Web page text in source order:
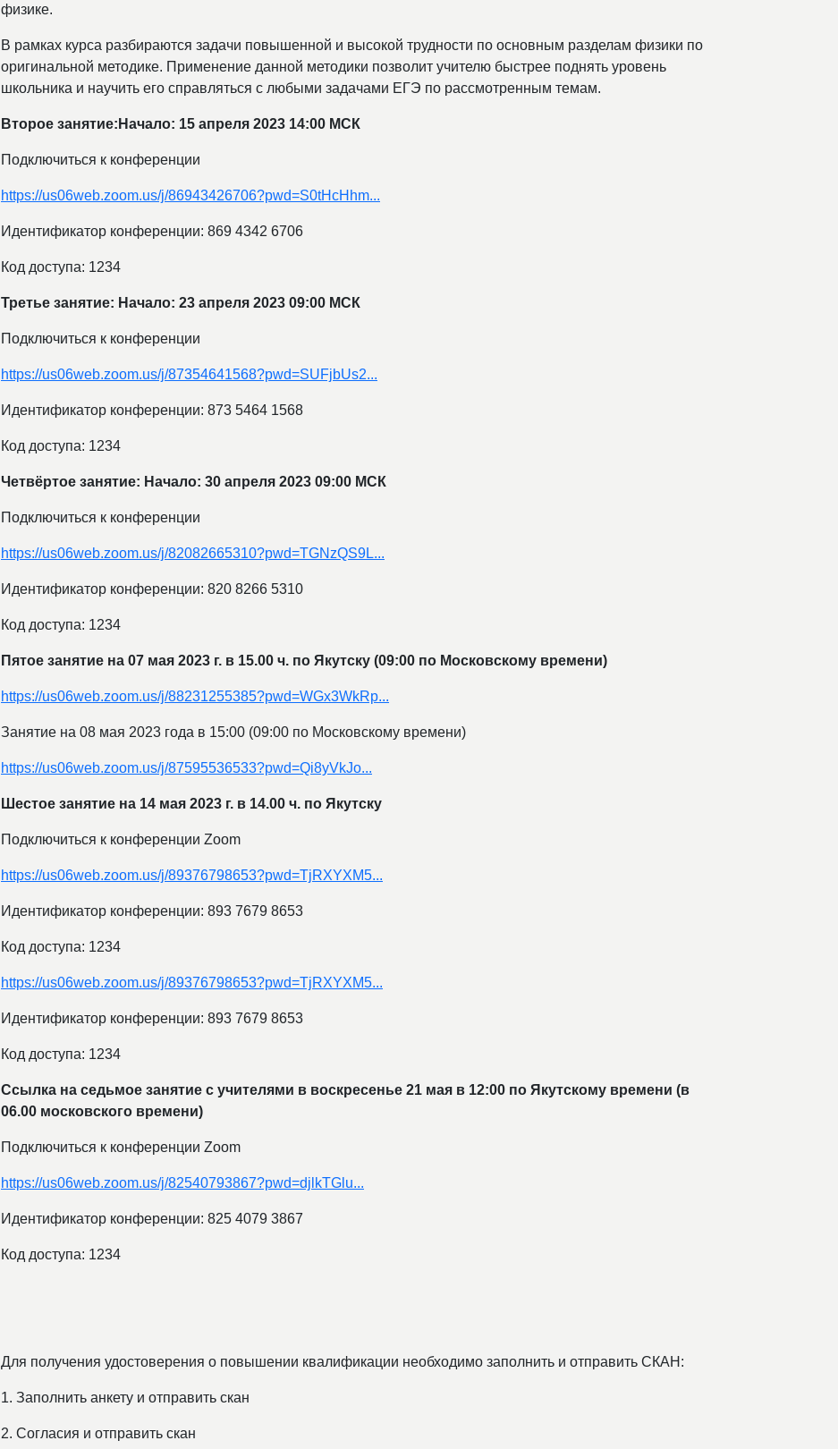
физике.
В рамках курса разбираются задачи повышенной и высокой трудности по основным разделам физики по
оригинальной методике. Применение данной методики позволит учителю быстрее поднять уровень
школьника и научить его справляться с любыми задачами ЕГЭ по рассмотренным темам.
Второе занятие:Начало: 15 апреля 2023 14:00 МСК
Подключиться к конференции
https://us06web.zoom.us/j/86943426706?pwd=S0tHcHhm...
Идентификатор конференции: 869 4342 6706
Код доступа: 1234
Третье занятие: Начало: 23 апреля 2023 09:00 МСК
Подключиться к конференции
https://us06web.zoom.us/j/87354641568?pwd=SUFjbUs2...
Идентификатор конференции: 873 5464 1568
Код доступа: 1234
Четвёртое занятие: Начало: 30 апреля 2023 09:00 МСК
Подключиться к конференции
https://us06web.zoom.us/j/82082665310?pwd=TGNzQS9L...
Идентификатор конференции: 820 8266 5310
Код доступа: 1234
Пятое занятие на 07 мая 2023 г. в 15.00 ч. по Якутску (09:00 по Московскому времени)
https://us06web.zoom.us/j/88231255385?pwd=WGx3WkRp...
Занятие на 08 мая 2023 года в 15:00 (09:00 по Московскому времени)
https://us06web.zoom.us/j/87595536533?pwd=Qi8yVkJo...
Шестое занятие на 14 мая 2023 г. в 14.00 ч. по Якутску
Подключиться к конференции Zoom
https://us06web.zoom.us/j/89376798653?pwd=TjRXYXM5...
Идентификатор конференции: 893 7679 8653
Код доступа: 1234
https://us06web.zoom.us/j/89376798653?pwd=TjRXYXM5...
Идентификатор конференции: 893 7679 8653
Код доступа: 1234
Ссылка на седьмое занятие c учителями в воскресенье 21 мая в 12:00 по Якутскому времени (в
06.00 московского времени)
Подключиться к конференции Zoom
https://us06web.zoom.us/j/82540793867?pwd=djlkTGlu...
Идентификатор конференции: 825 4079 3867
Код доступа: 1234
Для получения удостоверения о повышении квалификации необходимо заполнить и отправить СКАН:
1. Заполнить анкету и отправить скан
2. Согласия и отправить скан